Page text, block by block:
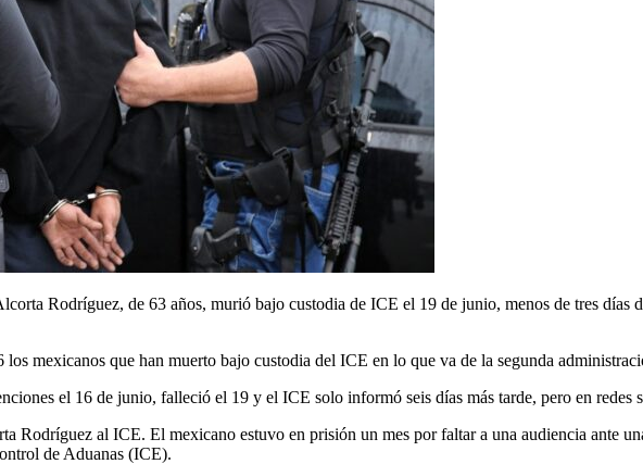
Rodríguez, de 63 años, murió bajo custodia de ICE el 19 de junio, menos de tres días
mexicanos que han muerto bajo custodia del ICE en lo que va de la segunda
el 16 de junio, falleció el 19 y el ICE solo informó seis días más tarde, pero en redes
Rodríguez al ICE. El mexicano estuvo en prisión un mes por faltar a una audiencia ante
de Aduanas (ICE).